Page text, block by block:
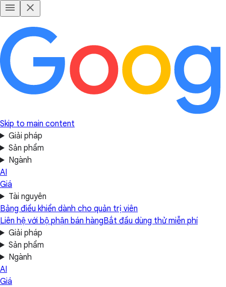
Skip to main content
Giải pháp
Sản phẩm
Ngành
AI
Giá
Tài nguyên
Bảng điều khiển dành cho quản trị viên
Liên hệ với bộ phận bán hàngBắt đầu dùng thử miễn phí
Giải pháp
Sản phẩm
Ngành
AI
Giá